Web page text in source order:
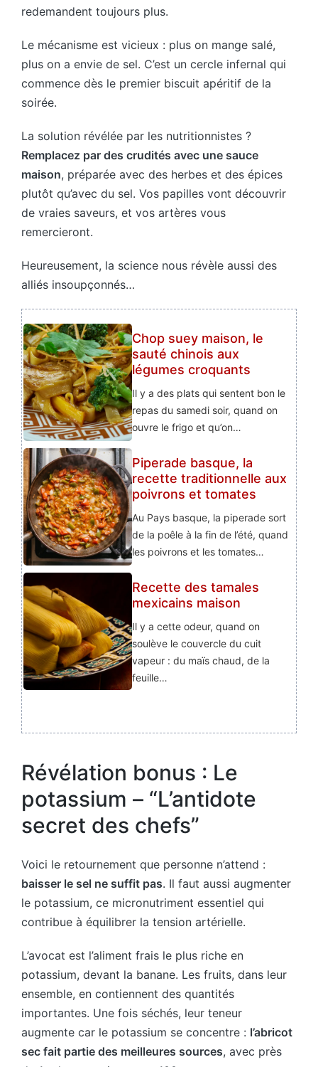
redemandent toujours plus.
Le mécanisme est vicieux : plus on mange salé,
plus on a envie de sel. C’est un cercle infernal qui
commence dès le premier biscuit apéritif de la
soirée.
La solution révélée par les nutritionnistes ?
Remplacez par des crudités avec une sauce
maison, préparée avec des herbes et des épices
plutôt qu’avec du sel. Vos papilles vont découvrir
de vraies saveurs, et vos artères vous
remercieront.
Heureusement, la science nous révèle aussi des
alliés insoupçonnés…
Chop suey maison, le
sauté chinois aux
légumes croquants
Il y a des plats qui sentent bon le
repas du samedi soir, quand on
ouvre le frigo et qu’on…
Piperade basque, la
recette traditionnelle aux
poivrons et tomates
Au Pays basque, la piperade sort
de la poêle à la fin de l’été, quand
les poivrons et les tomates…
Recette des tamales
mexicains maison
Il y a cette odeur, quand on
soulève le couvercle du cuit
vapeur : du maïs chaud, de la
feuille…
Révélation bonus : Le
potassium – “L’antidote
secret des chefs”
Voici le retournement que personne n’attend :
baisser le sel ne suffit pas. Il faut aussi augmenter
le potassium, ce micronutriment essentiel qui
contribue à équilibrer la tension artérielle.
L’avocat est l’aliment frais le plus riche en
potassium, devant la banane. Les fruits, dans leur
ensemble, en contiennent des quantités
importantes. Une fois séchés, leur teneur
augmente car le potassium se concentre : l’abricot
sec fait partie des meilleures sources, avec près